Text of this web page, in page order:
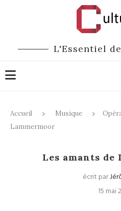
L'Essentiel
Accueil Musique
Lammermoor
Les amants de
écrit par
15 mai